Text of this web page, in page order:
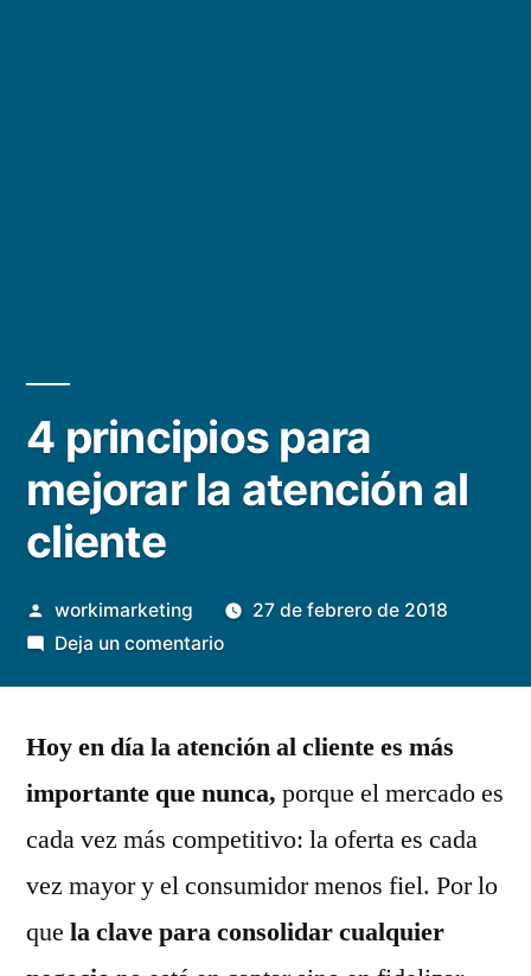
4 principios para
mejorar la atención al
cliente
Publicado
por
workimarketing
27 de febrero de 2018
Deja un comentarioen
para
la
atención
Hoy en día la atención al cliente es más
importante que nunca, porque el mercado es
cada vez más competitivo: la oferta es cada
vez mayor y el consumidor menos fiel. Por lo
que la clave para consolidar cualquier